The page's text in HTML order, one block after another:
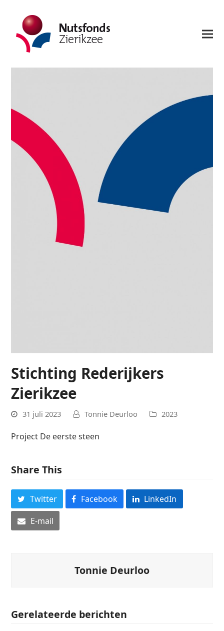
Stichting Rederijkers
Zierikzee
31 juli 2023 Tonnie Deurloo 2023
Project De eerste steen
Share This
Twitter Facebook
LinkedIn
E-mail
Tonnie Deurloo
Gerelateerde berichten